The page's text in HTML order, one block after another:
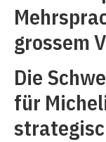
grossem
Die
für